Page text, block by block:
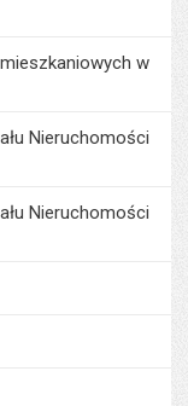
w
Nieruchomości
Nieruchomości